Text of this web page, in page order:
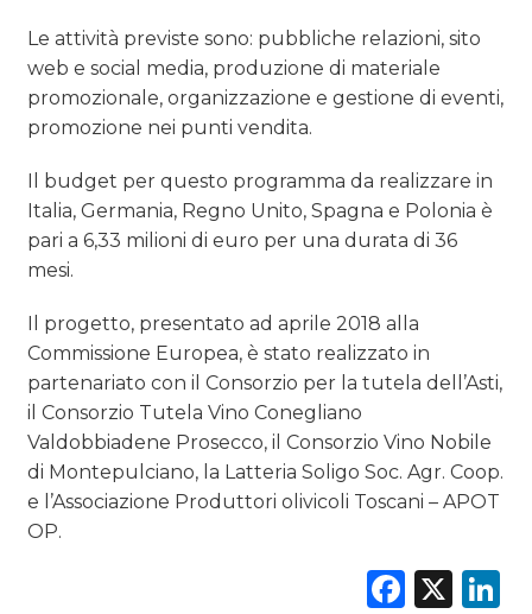
Le attività previste sono: pubbliche relazioni, sito
web e social media, produzione di materiale
promozionale, organizzazione e gestione di eventi,
promozione nei punti vendita.
Il budget per questo programma da realizzare in
Italia, Germania, Regno Unito, Spagna e Polonia è
pari a 6,33 milioni di euro per una durata di 36
mesi.
Il progetto, presentato ad aprile 2018 alla
Commissione Europea, è stato realizzato in
partenariato con il Consorzio per la tutela dell’Asti,
il Consorzio Tutela Vino Conegliano
Valdobbiadene Prosecco, il Consorzio Vino Nobile
di Montepulciano, la Latteria Soligo Soc. Agr. Coop.
e l’Associazione Produttori olivicoli Toscani – APOT
OP.
X